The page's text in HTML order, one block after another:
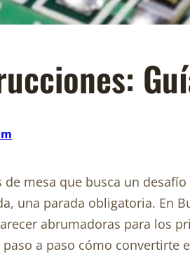
mesa que busca un
una parada obligatoria. En
abrumadoras para los
a paso cómo